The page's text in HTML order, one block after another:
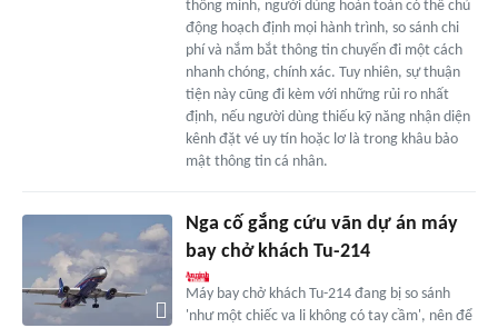
thông minh, người dùng hoàn toàn có thể chủ
động hoạch định mọi hành trình, so sánh chi
phí và nắm bắt thông tin chuyến đi một cách
nhanh chóng, chính xác. Tuy nhiên, sự thuận
tiện này cũng đi kèm với những rủi ro nhất
định, nếu người dùng thiếu kỹ năng nhận diện
kênh đặt vé uy tín hoặc lơ là trong khâu bảo
mật thông tin cá nhân.
Nga cố gắng cứu vãn dự án máy
bay chở khách Tu-214
Máy bay chở khách Tu-214 đang bị so sánh
'như một chiếc va li không có tay cầm', nên để